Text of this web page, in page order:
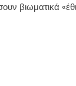
βιωματικά